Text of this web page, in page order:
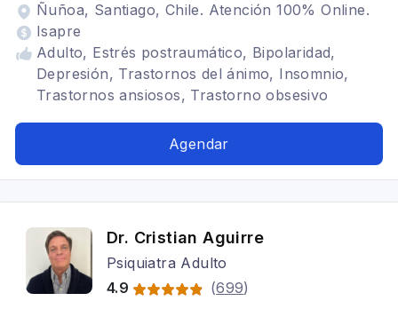
Ñuñoa, Santiago, Chile. Atención 100% Online.
Isapre
Adulto, Estrés postraumático, Bipolaridad,
Depresión, Trastornos del ánimo, Insomnio,
Trastornos ansiosos, Trastorno obsesivo
atencional, Somatización, Ansiedad, Trastornos
Agendar
Dr. Cristian Aguirre
Psiquiatra Adulto
4.9
(699)